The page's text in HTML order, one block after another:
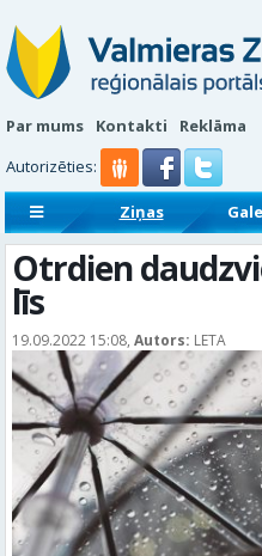
Par mums Kontakti
Reklāma
Autorizēties:
Ziņas
Sludinājumi
Reklāmraksti
Otrdien
līs
19.09.2022 15:08, Autors: LETA